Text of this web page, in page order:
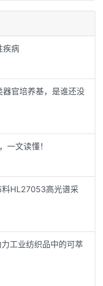
疾病
官培养基，是谁还没
一文读懂！
HL27053高光谱采
工业纺织品中的可萃